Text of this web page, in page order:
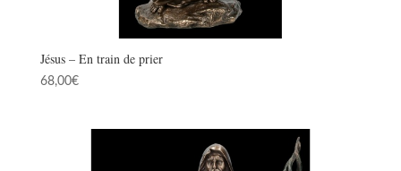
Jésus – En train de prier
68,00€